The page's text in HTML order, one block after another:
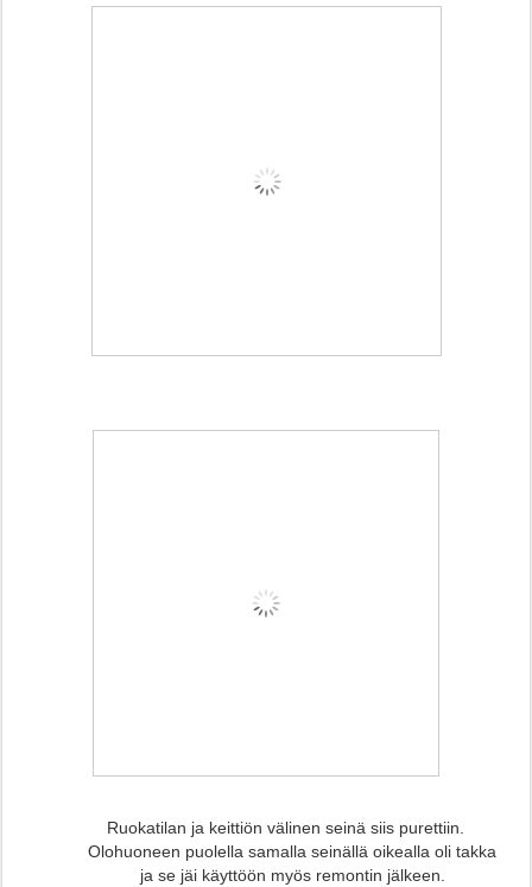
Ruokatilan ja keittiön välinen seinä siis purettiin.
Olohuoneen puolella samalla seinällä oikealla oli takka
ja se jäi käyttöön myös remontin jälkeen.